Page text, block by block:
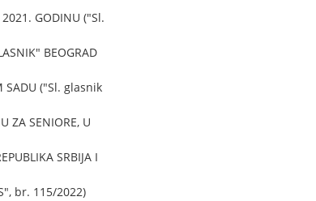
2021. GODINU ("Sl.
BEOGRAD
SADU ("Sl. glasnik
ZA SENIORE, U
SRBIJA I
br. 115/2022)